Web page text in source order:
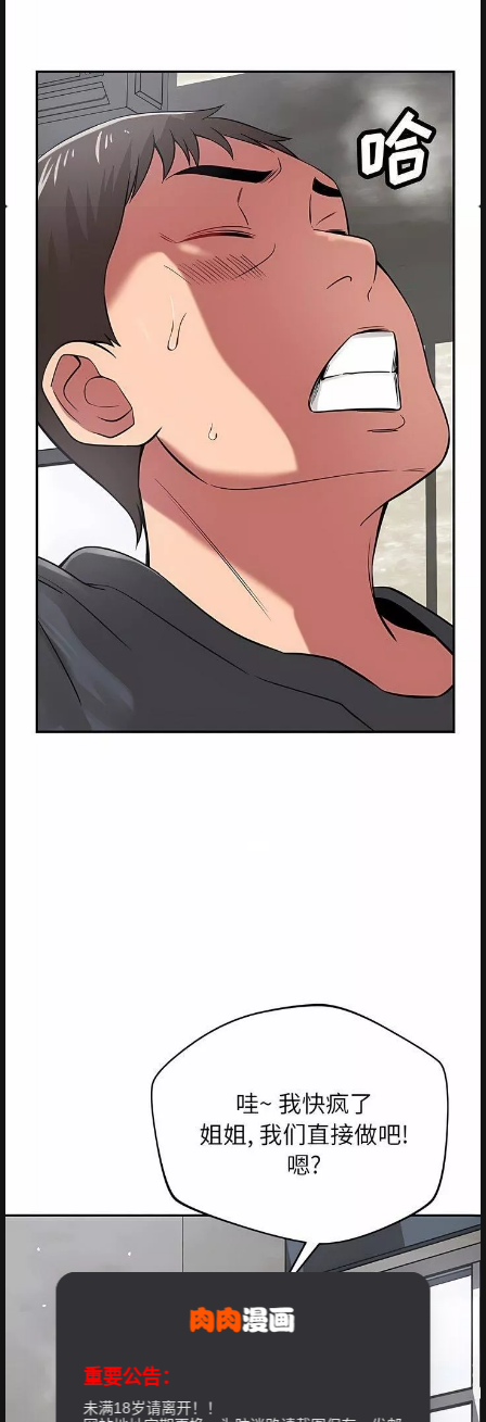
重要公告：
未满18岁请离开！！